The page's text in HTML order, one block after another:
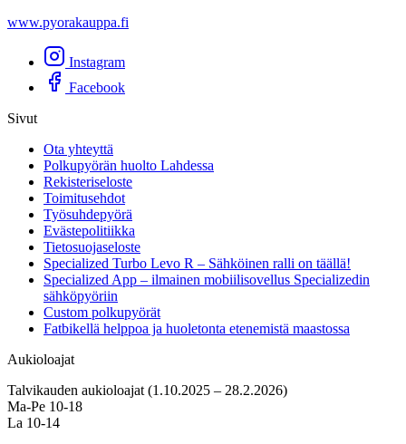
www.pyorakauppa.fi
Instagram
Facebook
Sivut
Ota yhteyttä
Polkupyörän huolto Lahdessa
Rekisteriseloste
Toimitusehdot
Työsuhdepyörä
Evästepolitiikka
Tietosuojaseloste
Specialized Turbo Levo R – Sähköinen ralli on täällä!
Specialized App – ilmainen mobiilisovellus Specializedin
sähköpyöriin
Custom polkupyörät
Fatbikellä helppoa ja huoletonta etenemistä maastossa
Aukioloajat
Talvikauden aukioloajat (1.10.2025 – 28.2.2026)
Ma-Pe 10-18
La 10-14